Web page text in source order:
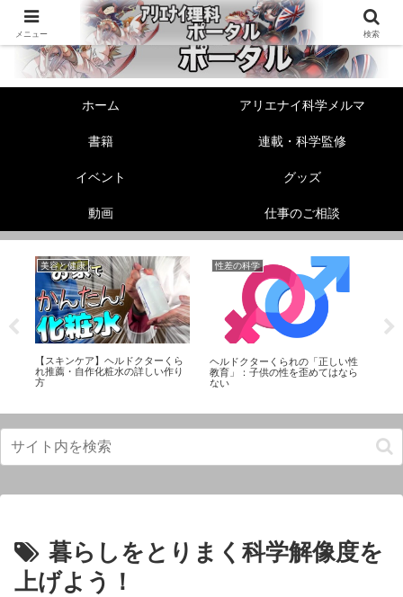
ホーム アリエナイ科学メルマ
書籍 連載・科学監修
イベント グッズ
動画 仕事のご相談
美容と健康
【スキンケア】ヘルドクターくら
れ推薦・自作化粧水の詳しい作り
方
性差の科学
ヘルドクターくられの「正しい性
教育」：子供の性を歪めてはなら
ない
暮らしをとりまく科学解像度を
上げよう！
メニュー 検索